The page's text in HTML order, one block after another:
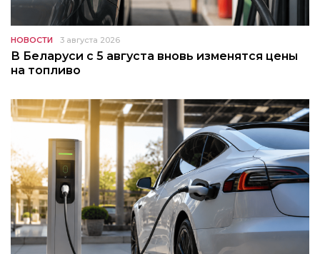
НОВОСТИ 3 августа 2026
В Беларуси с 5 августа вновь изменятся цены
на топливо